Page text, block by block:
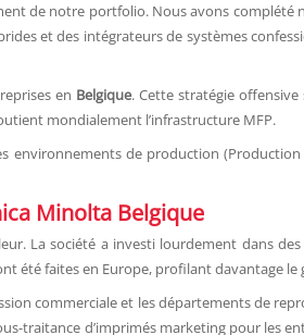
de notre portfolio. Nous avons
et des intégrateurs de systèmes
en Belgique. Cette stratégie
mondialement l’infrastructure MFP.
environnements de production
Minolta Belgique
La société a investi lourdement dans
été faites en Europe, profilant davantage
commerciale et les départements de
traitance d’imprimés marketing pour les